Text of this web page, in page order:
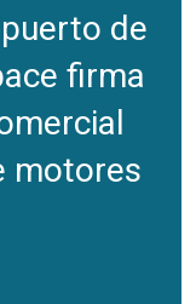
de
firma
motores